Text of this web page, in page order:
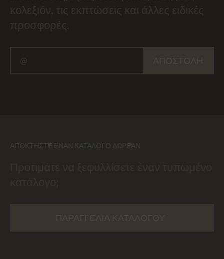
κολεξιόν, τις εκπτώσεις και άλλες ειδικές
προσφορές.
ΑΠΟΚΤΉΣΤΕ ΈΝΑΝ ΚΑΤΆΛΟΓΟ ΔΩΡΕΆΝ